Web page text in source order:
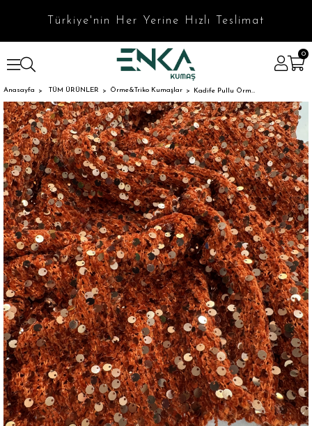
Türkiye'nin Her Yerine Hızlı Teslimat
0
Anasayfa TÜM ÜRÜNLER Örme&Triko Kumaşlar Kadife Pullu Örme Kumaş